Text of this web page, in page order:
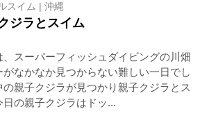
スイム | 沖縄
ジラとスイム
スーパーフィッシュダイビングの川畑
なかなか見つからない難しい一日でし
親子クジラが見つかり親子クジラとス
の親子クジラはドッ...
通常のスノーケリングやスキンダイビ
え、予測不能なクジラの行動や、クジ